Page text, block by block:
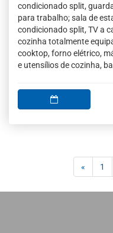
condicionado split,
para trabalho; sala de
condicionado split, TV a
cozinha totalmente
cooktop, forno elétrico,
e utensílios de cozinha,
« 1